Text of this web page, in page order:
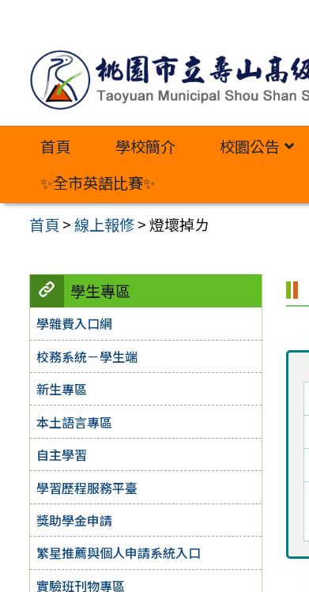
內
首頁 學校簡介 校園公告
✨全市英語比賽✨
首頁 >線上報修>燈壞掉ㄌ
學生專區
學雜費入口網
校務系統－學生端
新生專區
本土語言專區
自主學習
學習歷程服務平臺
獎助學金申請
繁星推薦與個人申請系統入口
實驗班刊物專區